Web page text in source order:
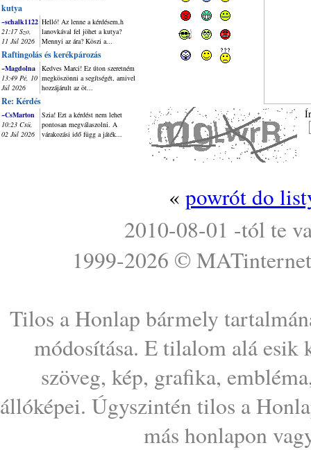
kutya
~schalk1122
21:17 Szo,
11 Júl 2026
Helló! Az lenne a kérdésem,h
lanovkával fel jöhet a kutya?
Mennyi az ára? Köszi a...
Raftingolás és kerékpározás
~Magdolna
13:49 Pé, 10
Júl 2026
Kedves Marci! Ez úton szeretném
megköszönni a segítségét, amivel
hozzájárult az öt...
Re: Kérdés
~CsMarton
10:23 Csü,
02 Júl 2026
Szia! Ezt a kérdést nem lehet
pontosan megválaszolni. A
várakozási idő függ a játék...
« powrót do
2010-08-01 -tól te
1999-2026 © MATinternet
Tilos a Honlap bármely
módosítása. E tilalom alá esik
szöveg, kép, grafika,
állóképei. Úgyszintén tilos a
más honlapon